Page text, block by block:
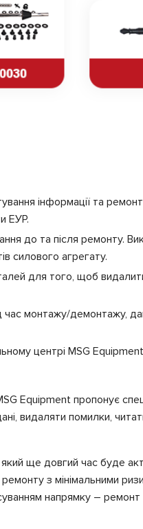
інформації та
ЕУР.
до та після ремонту.
силового агрегату.
для того, щоб
монтажу/демонтажу,
центрі MSG
Equipment пропонує
видаляти помилки,
ще довгий час буде
з мінімальними
напрямку –